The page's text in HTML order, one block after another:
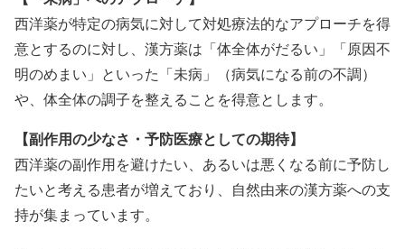
西洋薬が特定の病気に対して対処療法的なアプローチを得
意とするのに対し、漢方薬は「体全体がだるい」「原因不
明のめまい」といった「未病」（病気になる前の不調）
や、体全体の調子を整えることを得意とします。
【副作用の少なさ・予防医療としての期待】
西洋薬の副作用を避けたい、あるいは悪くなる前に予防し
たいと考える患者が増えており、自然由来の漢方薬への支
持が集まっています。